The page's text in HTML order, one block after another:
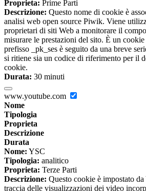
Proprieta: Prime Parti
Descrizione: Questo nome di cookie è
analisi web open source Piwik. Viene
proprietari di siti Web a monitorare il
misurare le prestazioni del sito. È un
prefisso _pk_ses è seguito da una breve
si ritiene sia un codice di riferimento per il
cookie.
Durata: 30 minuti
www.youtube.com
Nome
Tipologia
Proprieta
Descrizione
Durata
Nome: YSC
Tipologia: analitico
Proprieta: Terze Parti
Descrizione: Questo cookie è impostato
traccia delle visualizzazioni dei video